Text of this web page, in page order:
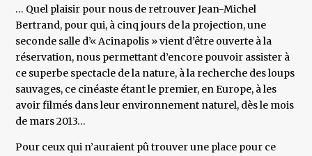
… Quel plaisir pour nous de retrouver Jean-Michel
Bertrand, pour qui, à cinq jours de la projection, une
seconde salle d’« Acinapolis » vient d’être ouverte à la
réservation, nous permettant d’encore pouvoir assister à
ce superbe spectacle de la nature, à la recherche des loups
sauvages, ce cinéaste étant le premier, en Europe, à les
avoir filmés dans leur environnement naturel, dès le mois
de mars 2013…
Pour ceux qui n’auraient pû trouver une place pour ce